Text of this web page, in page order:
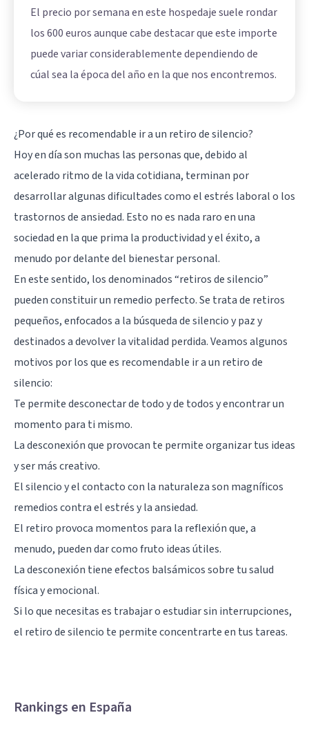
El precio por semana en este hospedaje suele rondar
los 600 euros aunque cabe destacar que este importe
puede variar considerablemente dependiendo de
cúal sea la época del año en la que nos encontremos.
¿Por qué es recomendable ir a un retiro de silencio?
Hoy en día son muchas las personas que, debido al
acelerado ritmo de la vida cotidiana, terminan por
desarrollar algunas dificultades como el estrés laboral o los
trastornos de ansiedad. Esto no es nada raro en una
sociedad en la que prima la productividad y el éxito, a
menudo por delante del bienestar personal.
En este sentido, los denominados “retiros de silencio”
pueden constituir un remedio perfecto. Se trata de retiros
pequeños, enfocados a la búsqueda de silencio y paz y
destinados a devolver la vitalidad perdida. Veamos algunos
motivos por los que es recomendable ir a un retiro de
silencio:
Te permite desconectar de todo y de todos y encontrar un
momento para ti mismo.
La desconexión que provocan te permite organizar tus ideas
y ser más creativo.
El silencio y el contacto con la naturaleza son magníficos
remedios contra el estrés y la ansiedad.
El retiro provoca momentos para la reflexión que, a
menudo, pueden dar como fruto ideas útiles.
La desconexión tiene efectos balsámicos sobre tu salud
física y emocional.
Si lo que necesitas es trabajar o estudiar sin interrupciones,
el retiro de silencio te permite concentrarte en tus tareas.
Rankings en España